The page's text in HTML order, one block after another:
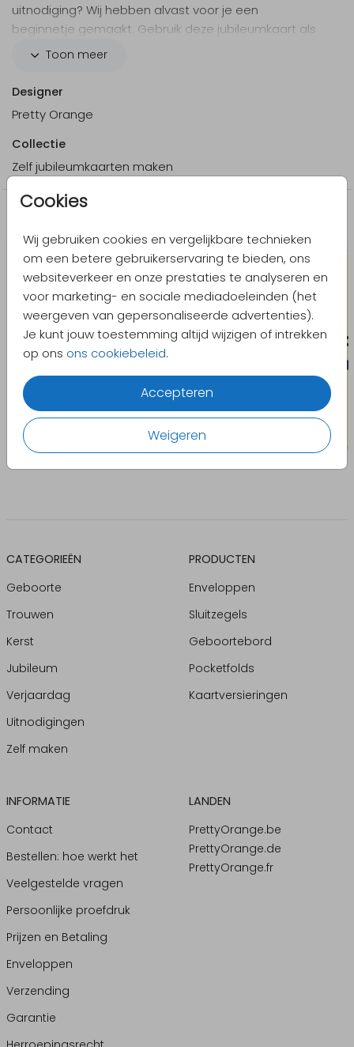
Cookies
Wij gebruiken cookies en vergelijkbare technieken
om een betere gebruikerservaring te bieden, ons
websiteverkeer en onze prestaties te analyseren en
voor marketing- en sociale mediadoeleinden (het
weergeven van gepersonaliseerde advertenties).
Je kunt jouw toestemming altijd wijzigen of intrekken
op ons ons cookiebeleid.
Accepteren
Weigeren
uitnodiging? Wij hebben alvast voor je een
beginnetje gemaakt. Gebruik deze jubileumkaart als
basis en pas hem helemaal aan naar je eigen
uitnodiging!
Toon meer
Designer
Pretty Orange
Collectie
Zelf jubileumkaarten maken
CATEGORIEËN
Geboorte
Trouwen
Kerst
Jubileum
Verjaardag
Uitnodigingen
Zelf maken
PRODUCTEN
Enveloppen
Sluitzegels
Geboortebord
Pocketfolds
Kaartversieringen
INFORMATIE
Contact
Bestellen: hoe werkt het
Veelgestelde vragen
Persoonlijke proefdruk
Prijzen en Betaling
Enveloppen
Verzending
Garantie
LANDEN
PrettyOrange.be
PrettyOrange.de
PrettyOrange.fr